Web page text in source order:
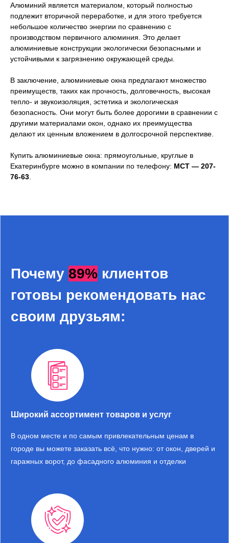
Окна
Двери
О компании
Акции
Отзывы
Алюминий является материалом, который полностью
подлежит вторичной переработке, и для этого требуется
небольшое количество энергии по сравнению с
производством первичного алюминия. Это делает
алюминиевые конструкции экологически безопасными и
устойчивыми к загрязнению окружающей среды.
В заключение, алюминиевые окна предлагают множество
преимуществ, таких как прочность, долговечность, высокая
тепло- и звукоизоляция, эстетика и экологическая
безопасность. Они могут быть более дорогими в сравнении с
другими материалами окон, однако их преимущества
делают их ценным вложением в долгосрочной перспективе.
Купить алюминиевые окна: прямоугольные, круглые в
Екатеринбурге можно в компании по телефону: МСТ — 207-
76-63
Почему 89% клиентов
готовы рекомендовать нас
своим друзьям:
Широкий ассортимент товаров и услуг
В одном месте и по самым привлекательным ценам в
городе вы можете заказать всё, что нужно: от окон, дверей и
гаражных ворот, до фасадного алюминия и отделки